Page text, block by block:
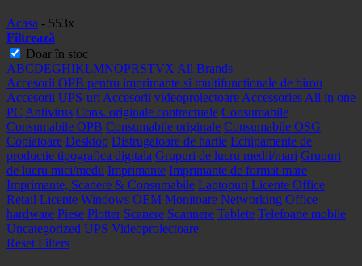
Acasa - 553x
Filtrează
Doar în stoc
ABCDEGHIKLMNOPRSTVX All Brands
Accesorii OPB pentru imprimante si multifunctionale de birou
Accesorii UPS-uri Accesorii videoproiectoare Accessories All in one
PC Antivirus Cons. originale contractuale Consumabile
Consumabile OPB Consumabile originale Consumabile OSG
Copiatoare Desktop Distrugatoare de hartie Echipamente de
productie tipografica digitala Grupuri de lucru medii/mari Grupuri
de lucru mici/medii Imprimante Imprimante de format mare
Imprimante, Scanere & Consumabile Laptopuri Licente Office
Retail Licente Windows OEM Monitoare Networking Office
hardware Piese Plotter Scanere Scannere Tablete Telefoane mobile
Uncategorized UPS Videoproiectoare
Reset Filters